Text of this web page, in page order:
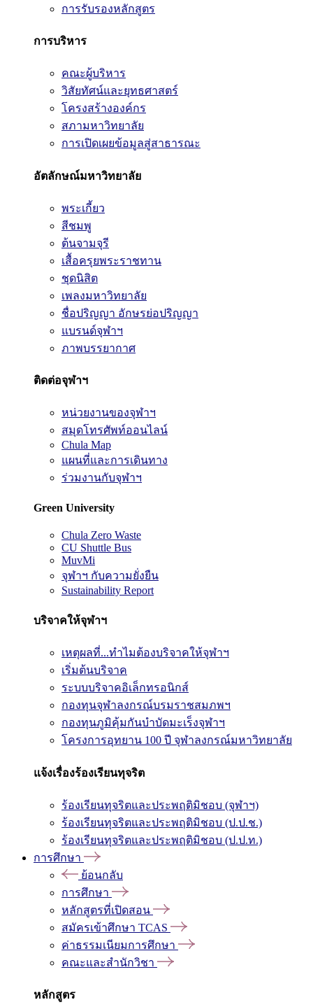
การรับรองหลักสูตร
การบริหาร
คณะผู้บริหาร
วิสัยทัศน์และยุทธศาสตร์
โครงสร้างองค์กร
สภามหาวิทยาลัย
การเปิดเผยข้อมูลสู่สาธารณะ
อัตลักษณ์มหาวิทยาลัย
พระเกี้ยว
สีชมพู
ต้นจามจุรี
เสื้อครุยพระราชทาน
ชุดนิสิต
เพลงมหาวิทยาลัย
ชื่อปริญญา อักษรย่อปริญญา
แบรนด์จุฬาฯ
ภาพบรรยากาศ
ติดต่อจุฬาฯ
หน่วยงานของจุฬาฯ
สมุดโทรศัพท์ออนไลน์
Chula Map
แผนที่และการเดินทาง
ร่วมงานกับจุฬาฯ
Green University
Chula Zero Waste
CU Shuttle Bus
MuvMi
จุฬาฯ กับความยั่งยืน
Sustainability Report
บริจาคให้จุฬาฯ
เหตุผลที่...ทำไมต้องบริจาคให้จุฬาฯ
เริ่มต้นบริจาค
ระบบบริจาคอิเล็กทรอนิกส์
กองทุนจุฬาลงกรณ์บรมราชสมภพฯ
กองทุนภูมิคุ้มกันบำบัดมะเร็งจุฬาฯ
โครงการอุทยาน 100 ปี จุฬาลงกรณ์มหาวิทยาลัย
แจ้งเรื่องร้องเรียนทุจริต
ร้องเรียนทุจริตและประพฤติมิชอบ (จุฬาฯ)
ร้องเรียนทุจริตและประพฤติมิชอบ (ป.ป.ช.)
ร้องเรียนทุจริตและประพฤติมิชอบ (ป.ป.ท.)
การศึกษา
ย้อนกลับ
การศึกษา
หลักสูตรที่เปิดสอน
สมัครเข้าศึกษา TCAS
ค่าธรรมเนียมการศึกษา
คณะและสำนักวิชา
หลักสูตร